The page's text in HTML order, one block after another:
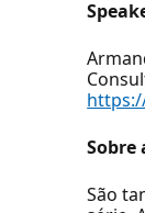
Sobre
São